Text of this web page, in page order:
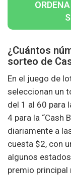
¿Cuántos
sorteo de
En el juego de
seleccionan un
del 1 al 60 para
4 para la “Cash
diariamente a
cuesta $2, con
algunos
premio